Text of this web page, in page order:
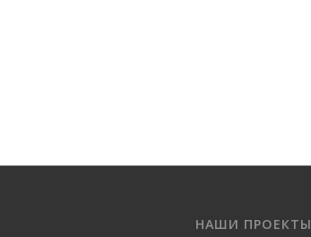
НАШИ ПРОЕКТЫ